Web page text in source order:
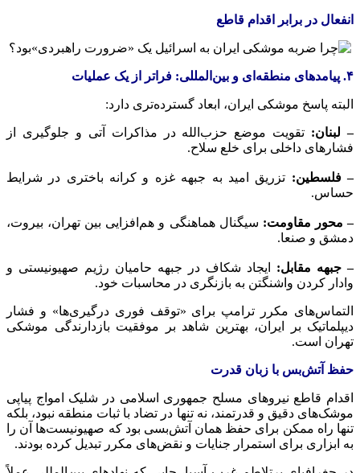
انفعال در برابر اقدام قاطع
۴. پیامدهای منطقه‌ای و بین‌المللی: فراتر از یک عملیات
البته پاسخ موشکی ایران، ابعاد گسترده‌تری دارد:
– لبنان: تقویت موضع حزب‌الله در مذاکرات آتی و جلوگیری از
فشارهای داخلی برای خلع سلاح.
– فلسطین: تزریق امید به جبهه غزه و کرانه باختری در شرایط
حساس.
– محور مقاومت: سیگنال هماهنگی و هم‌افزایی بین تهران، بیروت،
دمشق و صنعا.
– جبهه مقابل: ایجاد شکاف در جبهه حامیان رژیم صهیونیستی و
وادار کردن واشنگتن به بازنگری در محاسبات خود.
التماس‌های مکرر ترامپ برای «توقف فوری درگیری‌ها» و فشار
دیپلماتیک بر ایران، بهترین شاهد بر موفقیت بازدارندگی موشکی
تهران است.
حفظ آتش‌بس با زبان قدرت
اقدام قاطع نیروهای مسلح جمهوری اسلامی در شلیک امواج پیاپی
موشک‌های دقیق و قدرتمند، نه تنها در تضاد با ثبات منطقه نبود، بلکه
تنها راه ممکن برای حفظ همان آتش‌بسی بود که صهیونیست‌ها آن را
به ابزاری برای استمرار جنایات و نقض‌های مکرر تبدیل کرده بودند.